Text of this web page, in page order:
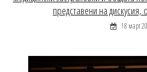
представени на дискусия,
18 март